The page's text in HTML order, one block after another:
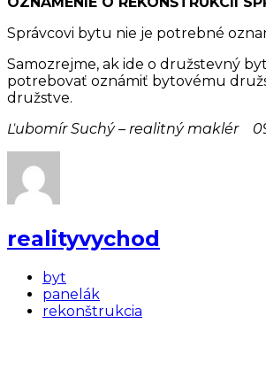
Správcovi bytu nie je potrebné
Samozrejme, ak ide o družstevný
potrebovať oznámiť bytovému
družstve.
Ľubomír Suchý – realitný maklér
realityvychod
byt
panelák
rekonštrukcia